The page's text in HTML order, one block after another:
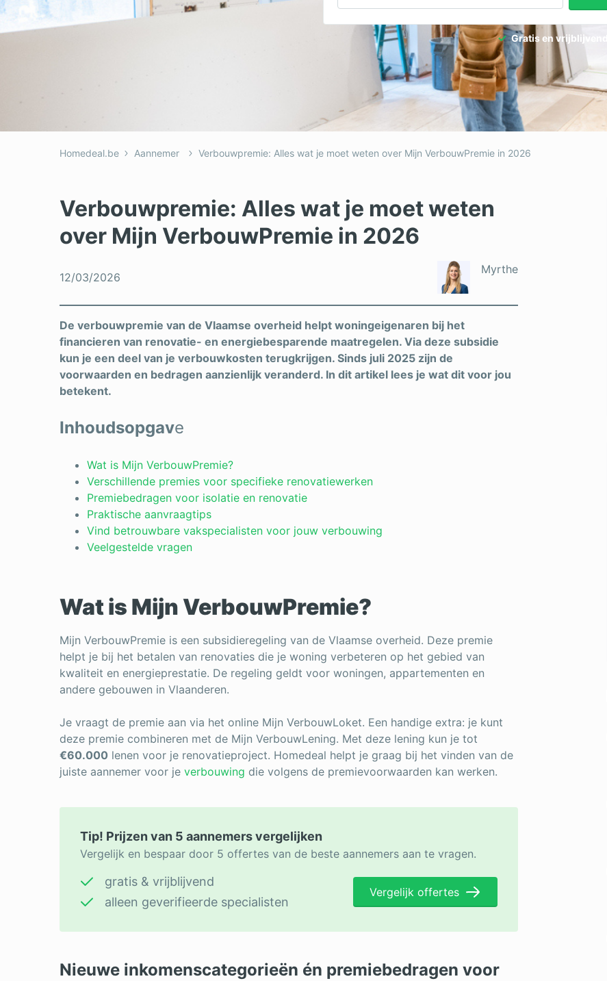
Gratis en vrijblijvend
Homedeal.be Aannemer Verbouwpremie: Alles wat je moet weten over Mijn VerbouwPremie in 2026
Verbouwpremie: Alles wat je moet weten
over Mijn VerbouwPremie in 2026
12/03/2026
Myrthe
De verbouwpremie van de Vlaamse overheid helpt woningeigenaren bij het
financieren van renovatie- en energiebesparende maatregelen. Via deze subsidie
kun je een deel van je verbouwkosten terugkrijgen. Sinds juli 2025 zijn de
voorwaarden en bedragen aanzienlijk veranderd. In dit artikel lees je wat dit voor jou
betekent.
Inhoudsopgave
Wat is Mijn VerbouwPremie?
Verschillende premies voor specifieke renovatiewerken
Premiebedragen voor isolatie en renovatie
Praktische aanvraagtips
Vind betrouwbare vakspecialisten voor jouw verbouwing
Veelgestelde vragen
Wat is Mijn VerbouwPremie?
Mijn VerbouwPremie is een subsidieregeling van de Vlaamse overheid. Deze premie
helpt je bij het betalen van renovaties die je woning verbeteren op het gebied van
kwaliteit en energieprestatie. De regeling geldt voor woningen, appartementen en
andere gebouwen in Vlaanderen.
Je vraagt de premie aan via het online Mijn VerbouwLoket. Een handige extra: je kunt
deze premie combineren met de Mijn VerbouwLening. Met deze lening kun je tot
€60.000 lenen voor je renovatieproject. Homedeal helpt je graag bij het vinden van de
juiste aannemer voor je verbouwing die volgens de premievoorwaarden kan werken.
Tip! Prijzen van 5 aannemers vergelijken
Vergelijk en bespaar door 5 offertes van de beste aannemers aan te vragen.
gratis & vrijblijvend
alleen geverifieerde specialisten
Vergelijk offertes
Nieuwe inkomenscategorieën én premiebedragen voor